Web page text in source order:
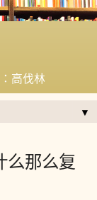
高伐林
▼
么那么复